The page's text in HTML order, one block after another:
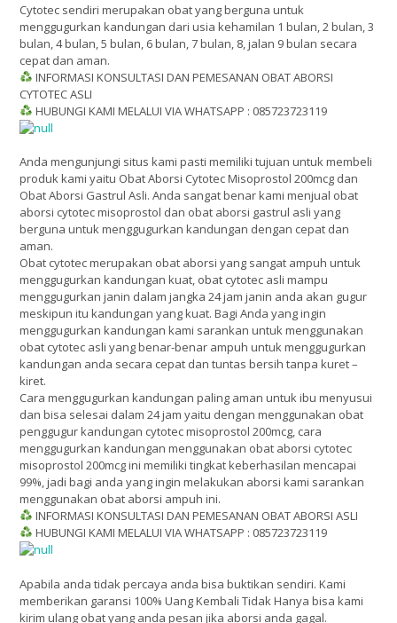
Cytotec sendiri merupakan obat yang berguna untuk
menggugurkan kandungan dari usia kehamilan 1 bulan, 2 bulan, 3
bulan, 4 bulan, 5 bulan, 6 bulan, 7 bulan, 8, jalan 9 bulan secara
cepat dan aman.
INFORMASI KONSULTASI DAN PEMESANAN OBAT ABORSI
CYTOTEC ASLI
HUBUNGI KAMI MELALUI VIA WHATSAPP : 085723723119
Anda mengunjungi situs kami pasti memiliki tujuan untuk membeli
produk kami yaitu Obat Aborsi Cytotec Misoprostol 200mcg dan
Obat Aborsi Gastrul Asli. Anda sangat benar kami menjual obat
aborsi cytotec misoprostol dan obat aborsi gastrul asli yang
berguna untuk menggugurkan kandungan dengan cepat dan
aman.
Obat cytotec merupakan obat aborsi yang sangat ampuh untuk
menggugurkan kandungan kuat, obat cytotec asli mampu
menggugurkan janin dalam jangka 24 jam janin anda akan gugur
meskipun itu kandungan yang kuat. Bagi Anda yang ingin
menggugurkan kandungan kami sarankan untuk menggunakan
obat cytotec asli yang benar-benar ampuh untuk menggugurkan
kandungan anda secara cepat dan tuntas bersih tanpa kuret –
kiret.
Cara menggugurkan kandungan paling aman untuk ibu menyusui
dan bisa selesai dalam 24 jam yaitu dengan menggunakan obat
penggugur kandungan cytotec misoprostol 200mcg, cara
menggugurkan kandungan menggunakan obat aborsi cytotec
misoprostol 200mcg ini memiliki tingkat keberhasilan mencapai
99%, jadi bagi anda yang ingin melakukan aborsi kami sarankan
menggunakan obat aborsi ampuh ini.
INFORMASI KONSULTASI DAN PEMESANAN OBAT ABORSI ASLI
HUBUNGI KAMI MELALUI VIA WHATSAPP : 085723723119
Apabila anda tidak percaya anda bisa buktikan sendiri. Kami
memberikan garansi 100% Uang Kembali Tidak Hanya bisa kami
kirim ulang obat yang anda pesan jika aborsi anda gagal.